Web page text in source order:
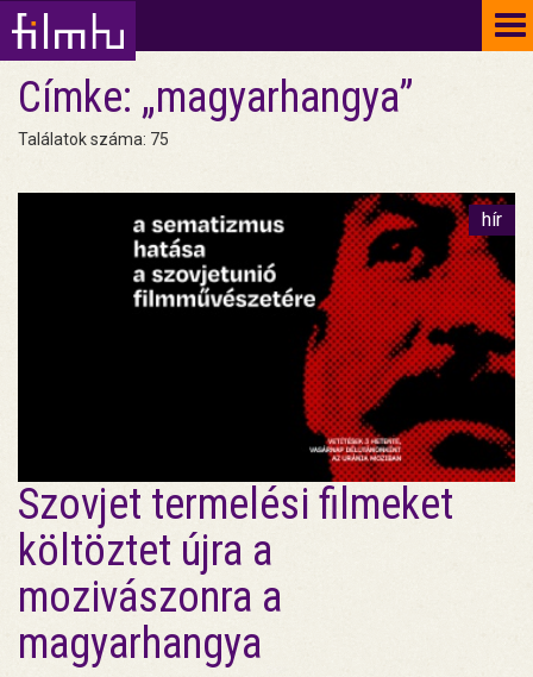
Címke: „magyarhangya”
Találatok száma: 75
hír
Szovjet termelési filmeket
költöztet újra a
mozivászonra a
magyarhangya